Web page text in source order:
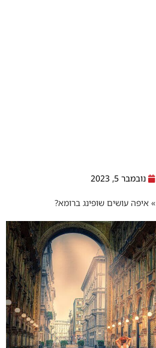
נובמבר 5, 2023
»איפה עושים שופינג ברומא?